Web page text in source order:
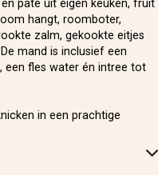
paté uit eigen keuken, fruit
hangt, roomboter,
zalm, gekookte eitjes
mand is inclusief een
een fles water én intree tot
in een prachtige